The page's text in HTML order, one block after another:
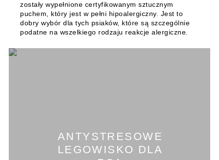
zostały wypełnione certyfikowanym sztucznym
puchem, który jest w pełni hipoalergiczny. Jest to
dobry wybór dla tych psiaków, które są szczególnie
podatne na wszelkiego rodzaju reakcje alergiczne.
ANTYSTRESOWE
LEGOWISKO DLA